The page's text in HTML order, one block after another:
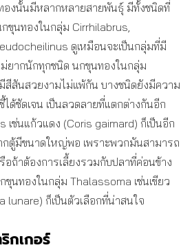
องนั้นมีหลากหลายสายพันธุ์ มีทั้งชนิดที่
กขุนทองในกลุ่ม Cirrhilabrus,
ดูเหมือนจะเป็นกลุ่มที่มี
ม่ยากนักทุกชนิด นกขุนทองในกลุ่ม
สีสันสวยงามไม่แพ้กัน บางชนิดยังมีความ
ได้ชัดเจน เป็นลวดลายที่แตกต่างกันอีก
เช่นแก้วแดง (Coris gaimard) ก็เป็นอีก
ตู้มีขนาดใหญ่พอ เพราะพวกมันสามารถ
ถ้าต้องการเลี้ยงรวมกับปลาที่ค่อนข้าง
ขุนทองในกลุ่ม Thalassoma เช่นเขียว
ก็เป็นตัวเลือกที่น่าสนใจ
กเกอร์